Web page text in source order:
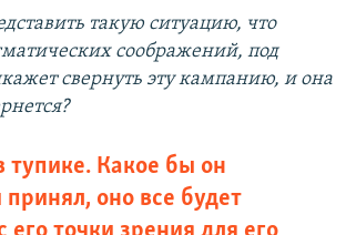
такую ситуацию, что
соображений, под
свернуть эту кампанию, и она
тупике. Какое бы он
оно все будет